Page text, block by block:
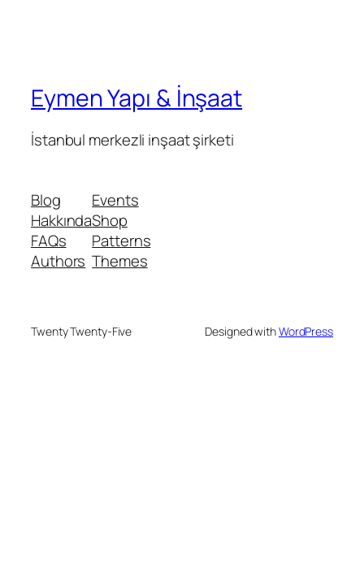
Eymen Yapı & İnşaat
İstanbul merkezli inşaat şirketi
Blog
Hakkında
FAQs
Authors
Events
Shop
Patterns
Themes
Twenty Twenty-Five Designed withWordPress